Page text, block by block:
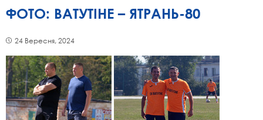
ФОТО: ВАТУТІНЕ – ЯТРАНЬ-80
24 Вересня, 2024